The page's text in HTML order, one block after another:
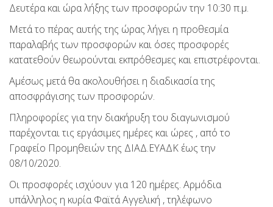
Δευτέρα και ώρα λήξης των προσφορών την 10:30 π.μ.
Μετά το πέρας αυτής της ώρας λήγει η προθεσμία
παραλαβής των προσφορών και όσες προσφορές
κατατεθούν θεωρούνται εκπρόθεσμες και επιστρέφονται.
Αμέσως μετά θα ακολουθήσει η διαδικασία της
αποσφράγισης των προσφορών.
Πληροφορίες για την διακήρυξη του διαγωνισμού
παρέχονται τις εργάσιμες ημέρες και ώρες , από το
Γραφείο Προμηθειών της ΔΙΑΔ.ΕΥΑΔΚ έως την
08/10/2020.
Οι προσφορές ισχύουν για 120 ημέρες. Αρμόδια
υπάλληλος η κυρία Φαϊτά Αγγελική , τηλέφωνο